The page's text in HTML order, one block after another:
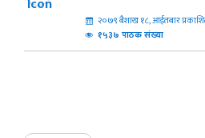
२०७९ बैशाख १८, आईतबार
१५३७ पाठक संख्या